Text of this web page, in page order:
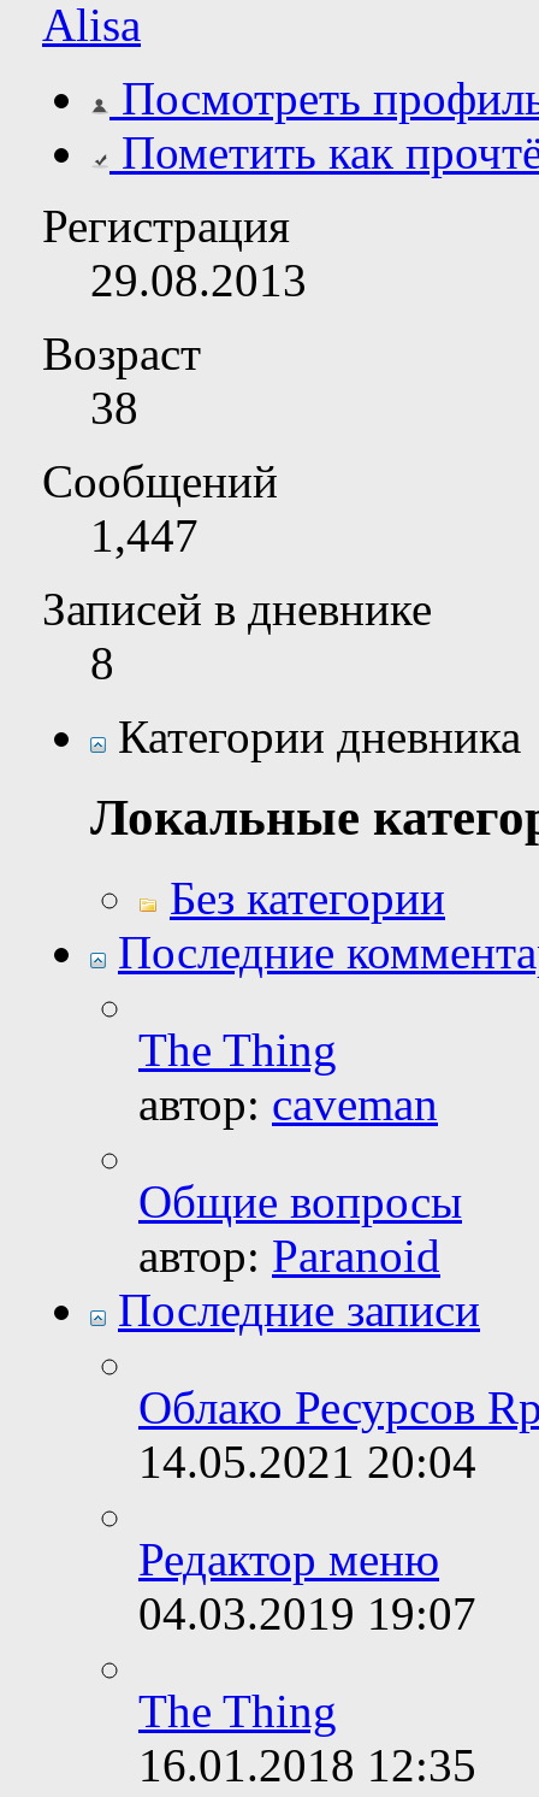
Alisa
Посмотреть
Пометить как
Регистрация
29.08.2013
Возраст
38
Сообщений
1,447
Записей в дневнике
8
Категории дневника
Локальные
Без категории
Последние
The Thing
автор: caveman
Общие вопросы
автор: Paranoid
Последние записи
Облако Ресурсов
14.05.2021 20:04
Редактор меню
04.03.2019 19:07
The Thing
16.01.2018 12:35